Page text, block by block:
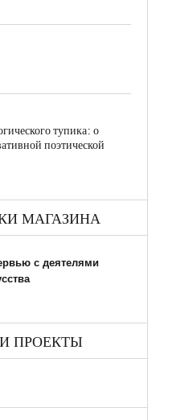
тупика: о
поэтической
МАГАЗИНА
с деятелями
ПРОЕКТЫ